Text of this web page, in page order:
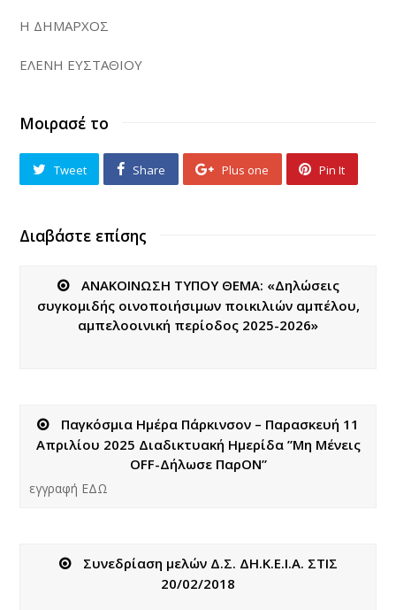
Η ΔΗΜΑΡΧΟΣ
ΕΛΕΝΗ ΕΥΣΤΑΘΙΟΥ
Μοιρασέ το
Tweet Share Plus one Pin It
Διαβάστε επίσης
ΑΝΑΚΟΙΝΩΣΗ ΤΥΠΟΥ ΘΕΜΑ: «Δηλώσεις
συγκομιδής οινοποιήσιμων ποικιλιών αμπέλου,
αμπελοοινική περίοδος 2025-2026»
Παγκόσμια Ημέρα Πάρκινσον – Παρασκευή 11
Απριλίου 2025 Διαδικτυακή Ημερίδα ”Μη Μένεις
OFF-Δήλωσε ΠαρON”
εγγραφή ΕΔΩ
Συνεδρίαση μελών Δ.Σ. ΔΗ.Κ.Ε.Ι.Α. ΣΤΙΣ
20/02/2018